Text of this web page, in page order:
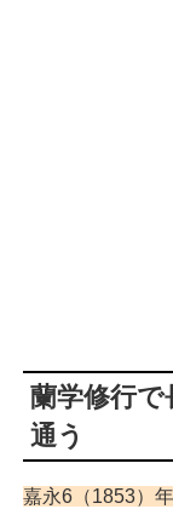
蘭学修行で
通う
嘉永6（1853）年